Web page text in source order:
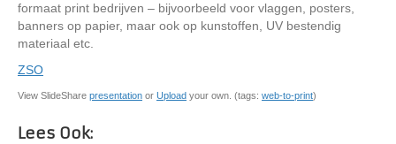
formaat print bedrijven – bijvoorbeeld voor vlaggen, posters,
banners op papier, maar ook op kunstoffen, UV bestendig
materiaal etc.
ZSO
View SlideShare presentation or Upload your own. (tags: web-to-print)
Lees Ook: